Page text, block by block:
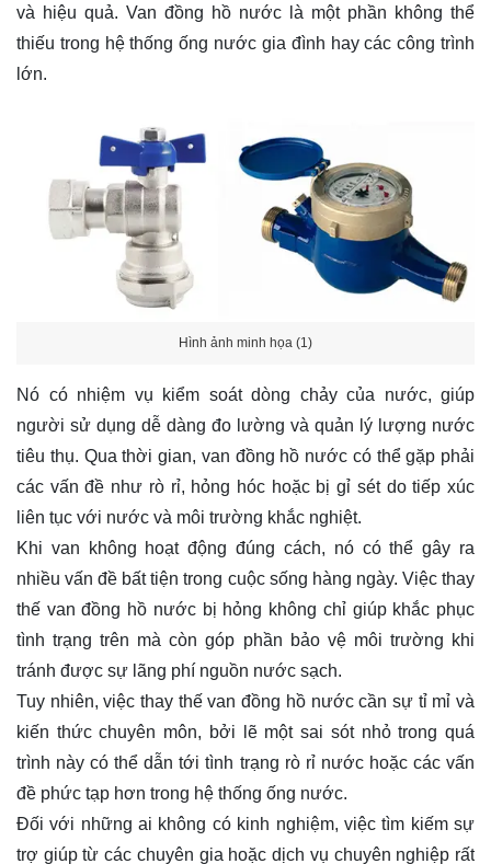
và hiệu quả. Van đồng hồ nước là một phần không thể
thiếu trong hệ thống ống nước gia đình hay các công trình
lớn.
Hình ảnh minh họa (1)
Nó có nhiệm vụ kiểm soát dòng chảy của nước, giúp
người sử dụng dễ dàng đo lường và quản lý lượng nước
tiêu thụ. Qua thời gian, van đồng hồ nước có thể gặp phải
các vấn đề như rò rỉ, hỏng hóc hoặc bị gỉ sét do tiếp xúc
liên tục với nước và môi trường khắc nghiệt.
Khi van không hoạt động đúng cách, nó có thể gây ra
nhiều vấn đề bất tiện trong cuộc sống hàng ngày. Việc thay
thế van đồng hồ nước bị hỏng không chỉ giúp khắc phục
tình trạng trên mà còn góp phần bảo vệ môi trường khi
tránh được sự lãng phí nguồn nước sạch.
Tuy nhiên, việc thay thế van đồng hồ nước cần sự tỉ mỉ và
kiến thức chuyên môn, bởi lẽ một sai sót nhỏ trong quá
trình này có thể dẫn tới tình trạng rò rỉ nước hoặc các vấn
đề phức tạp hơn trong hệ thống ống nước.
Đối với những ai không có kinh nghiệm, việc tìm kiếm sự
trợ giúp từ các chuyên gia hoặc dịch vụ chuyên nghiệp rất